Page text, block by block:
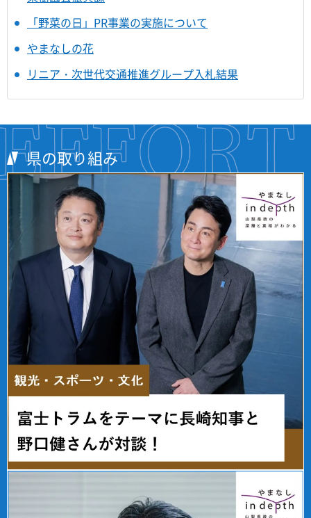
「野菜の日」PR事業の実施について
やまなしの花
リニア・次世代交通推進グループ入札結果
県の取り組み